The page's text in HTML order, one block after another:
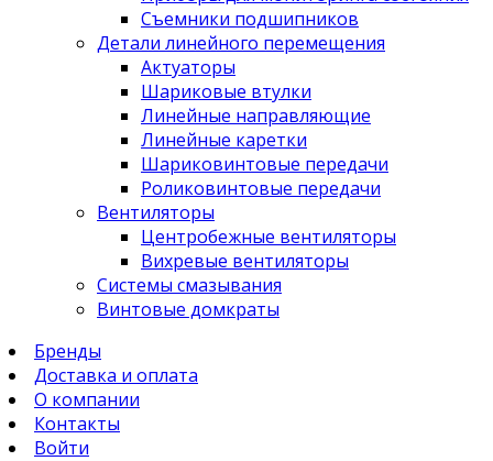
Съемники подшипников
Детали линейного перемещения
Актуаторы
Шариковые втулки
Линейные направляющие
Линейные каретки
Шариковинтовые передачи
Роликовинтовые передачи
Вентиляторы
Центробежные вентиляторы
Вихревые вентиляторы
Системы смазывания
Винтовые домкраты
Бренды
Доставка и оплата
О компании
Контакты
Войти